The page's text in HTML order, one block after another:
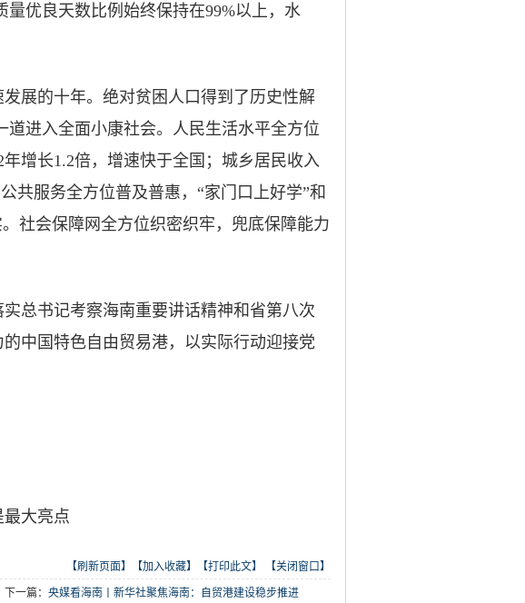
量优良天数比例始终保持在99%以上，水
的十年。绝对贫困人口得到了历史性解
道进入全面小康社会。人民生活水平全方位
增长1.2倍，增速快于全国；城乡居民收入
共服务全方位普及普惠，“家门口上好学”和
社会保障网全方位织密织牢，兜底保障能力
书记考察海南重要讲话精神和省第八次
中国特色自由贸易港，以实际行动迎接党
大亮点
【刷新页面】 【加入收藏】 【打印此文】 【关闭窗口】
下一篇： 央媒看海南丨新华社聚焦海南：自贸港建设稳步推进